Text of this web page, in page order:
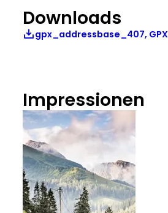
Downloads
gpx_addressbase_407, GPX
Impressionen